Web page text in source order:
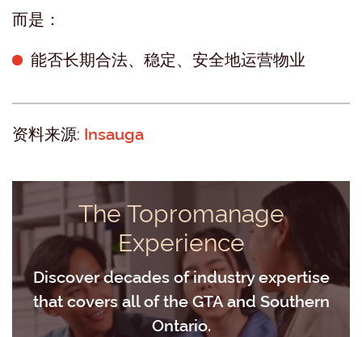
而是：
能否长期合法、稳定、安全地运营物业
资料来源: Insauga
The Topromanage
Experience
Discover decades of industry expertise
that covers all of the GTA and Southern
Ontario.